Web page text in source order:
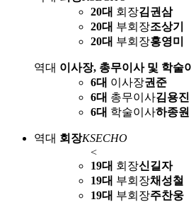
20대 회장김권삼
20대 부회장조상기
20대 부회장홍영미
역대 이사장, 총무이사 및 학술
6대 이사장권준
6대 총무이사김용진
6대 학술이사하종원
역대 회장KSECHO
<
19대 회장신길자
19대 부회장채성철
19대 부회장주찬웅